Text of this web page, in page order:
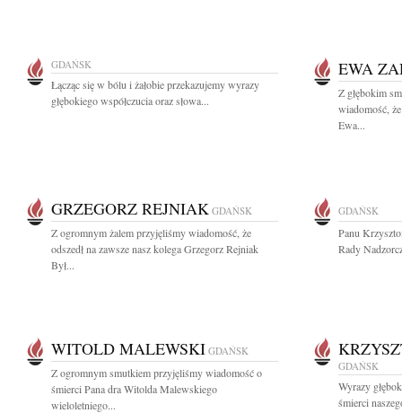
GDAŃSK
Łącząc się w bólu i żałobie przekazujemy wyrazy
głębokiego współczucia oraz słowa...
EWA
Z głębokim
wiadomość,
Ewa...
GRZEGORZ REJNIAK GDAŃSK
Z ogromnym żalem przyjęliśmy wiadomość, że
odszedł na zawsze nasz kolega Grzegorz Rejniak
Był...
GDAŃSK
Panu
Rady
WITOLD MALEWSKI GDAŃSK
Z ogromnym smutkiem przyjęliśmy wiadomość o
śmierci Pana dra Witolda Malewskiego
wieloletniego...
GDAŃSK
Wyrazy
śmierci